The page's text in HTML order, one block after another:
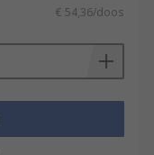
€ 54,36/doos